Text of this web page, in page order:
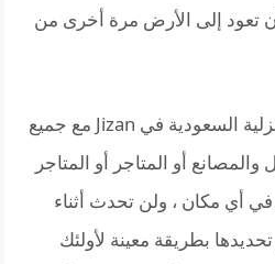
تعود إلى الأرض مرة أخرى من
تكافح شركة الخدمات المنزلية السعودية في Jizan مع جميع
أو المتاجر أو المتاجر
أي مكان ، ولن تحدث أثناء
بطريقة معينة لأولئك